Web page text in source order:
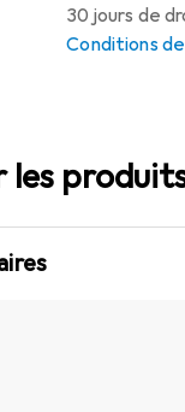
30 jours de
Conditions
les